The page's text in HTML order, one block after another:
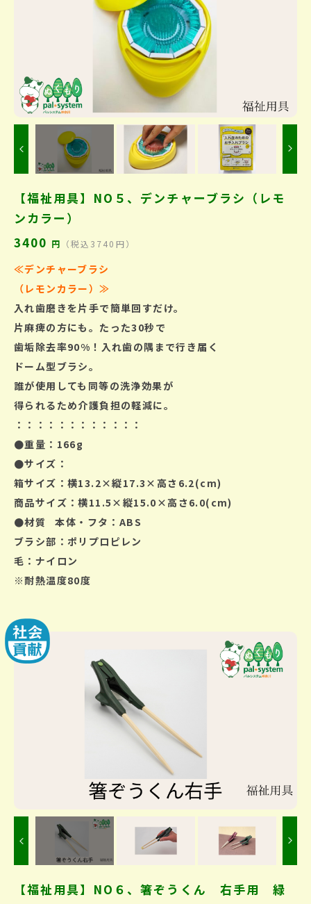
Previous
【福祉用具】NO５、デンチャーブラシ（レモ
ンカラー）
3400 円 （税込3740円）
≪デンチャーブラシ
（レモンカラー）≫
入れ歯磨きを片手で簡単回すだけ。
片麻痺の方にも。たった30秒で
歯垢除去率90%！入れ歯の隅まで行き届く
ドーム型ブラシ。
誰が使用しても同等の洗浄効果が
得られるため介護負担の軽減に。
：：：：：：：：：：：：
●重量：166g
●サイズ：
箱サイズ：横13.2×縦17.3×高さ6.2(cm)
商品サイズ：横11.5×縦15.0×高さ6.0(cm)
●材質本体・フタ：ABS
ブラシ部：ポリプロピレン
毛：ナイロン
※耐熱温度80度
Previous
【福祉用具】NO６、箸ぞうくん 右手用 緑